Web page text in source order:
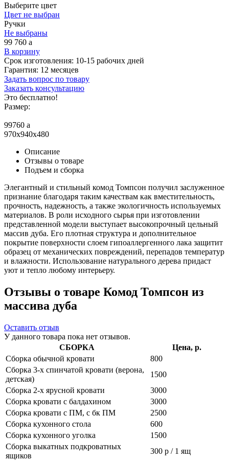
Выберите цвет
Цвет не выбран
Ручки
Не выбраны
99 760 a
В корзину
Срок изготовления: 10-15 рабочих дней
Гарантия: 12 месяцев
Задать вопрос по товару
Заказать консультацию
Это бесплатно!
Размер:
99760 a
970x940x480
Описание
Отзывы о товаре
Подъем и сборка
Элегантный и стильный комод Томпсон получил заслуженное
признание благодаря таким качествам как вместительность,
прочность, надежность, а также экологичность используемых
материалов. В роли исходного сырья при изготовлении
представленной модели выступает высокопрочный цельный
массив дуба. Его плотная структура и дополнительное
покрытие поверхности слоем гипоаллергенного лака защитит
образец от механических повреждений, перепадов температур
и влажности. Использование натурального дерева придаст
уют и тепло любому интерьеру.
Отзывы о товаре Комод Томпсон из
массива дуба
Оставить отзыв
У данного товара пока нет отзывов.
СБОРКА
Цена, р.
Сборка обычной кровати
800
Сборка 3-х спинчатой кровати (верона,
детская)
1500
Сборка 2-х ярусной кровати
3000
Сборка кровати с балдахином
3000
Сборка кровати с ПМ, с бк ПМ
2500
Сборка кухонного стола
600
Сборка кухонного уголка
1500
Сборка выкатных подкроватных
ящиков
300 р / 1 ящ